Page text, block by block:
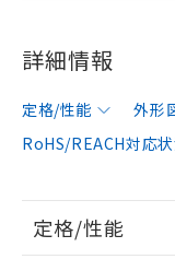
詳細情報
定格/性能 外形
RoHS/REACH対応
定格/性能